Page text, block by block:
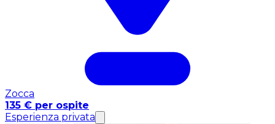
Zocca
135 € per ospite
Esperienza privata